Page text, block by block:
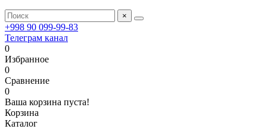
×
+998 90 099-99-83
Телеграм канал
0
Избранное
0
Сравнение
0
Ваша корзина пуста!
Корзина
Каталог